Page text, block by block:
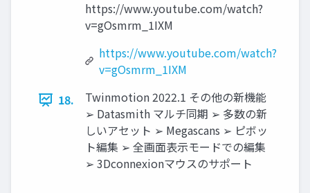
https://www.youtube.com/watch?
v=gOsmrm_1IXM
https://www.youtube.com/watch?
v=gOsmrm_1IXM
18.
Twinmotion 2022.1 その他の新機能
➢ Datasmith マルチ同期 ➢ 多数の新
しいアセット ➢ Megascans ➢ ピボッ
ト編集 ➢ 全画面表示モードでの編集
➢ 3Dconnexionマウスのサポート